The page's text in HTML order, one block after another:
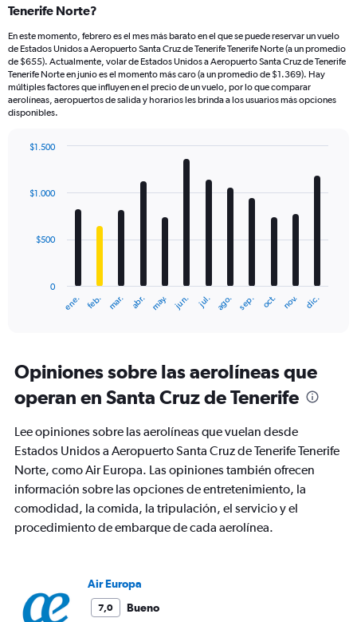
Tenerife Norte?
En este momento, febrero es el mes más barato en el que se puede reservar un vuelo
de Estados Unidos a Aeropuerto Santa Cruz de Tenerife Tenerife Norte (a un promedio
de $655). Actualmente, volar de Estados Unidos a Aeropuerto Santa Cruz de Tenerife
Tenerife Norte en junio es el momento más caro (a un promedio de $1.369). Hay
múltiples factores que influyen en el precio de un vuelo, por lo que comparar
aerolíneas, aeropuertos de salida y horarios les brinda a los usuarios más opciones
disponibles.
with
12
The
Range:
12
categories.
The
chart
1
Y
axis
displaying
Range:
ene. feb. mar. abr. may. jun. jul. ago. sep. oct. nov. dic.
0
$500
$1.000
$1.500
Opiniones sobre las aerolíneas que
operan en Santa Cruz de Tenerife
Lee opiniones sobre las aerolíneas que vuelan desde
Estados Unidos a Aeropuerto Santa Cruz de Tenerife Tenerife
Norte, como Air Europa. Las opiniones también ofrecen
información sobre las opciones de entretenimiento, la
comodidad, la comida, la tripulación, el servicio y el
procedimiento de embarque de cada aerolínea.
Air Europa
7,0 Bueno